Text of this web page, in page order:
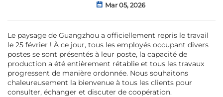
Mar 05, 2026
Le paysage de Guangzhou a officiellement repris le travail
le 25 février ! À ce jour, tous les employés occupant divers
postes se sont présentés à leur poste, la capacité de
production a été entièrement rétablie et tous les travaux
progressent de manière ordonnée. Nous souhaitons
chaleureusement la bienvenue à tous les clients pour
consulter, échanger et discuter de coopération.